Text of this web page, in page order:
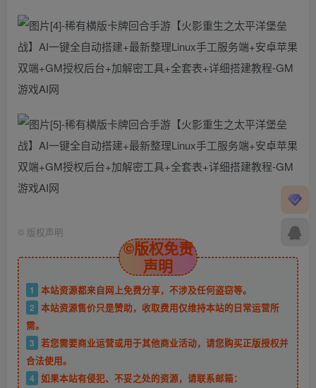
© 版权声明
©版权免责
声明
1
本站资源都来自网上免费分享，不涉及任何盗窃等。
2 本站资源售价只是赞助，收取费用仅维持本站的日常运营所
需。
3 若您需要商业运营或用于其他商业活动，请您购买正版授权并
合法使用。
4 如果本站有侵犯、不妥之处的资源，请联系邮箱：